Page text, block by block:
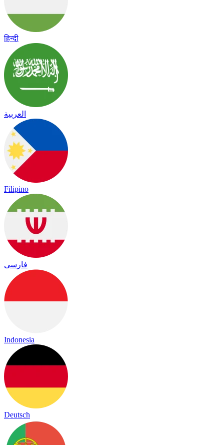
हिन्दी
العربية
Filipino
فارسی
Indonesia
Deutsch